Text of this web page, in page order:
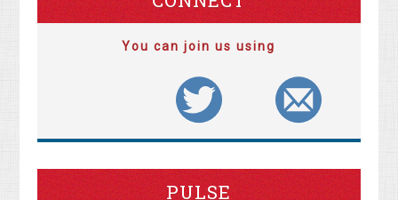
You can join us using
PULSE